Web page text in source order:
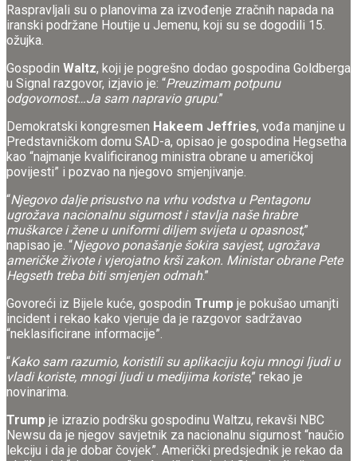
Raspravljali su o planovima za izvođenje zračnih napada na
iranski podržane Houtije u Jemenu, koji su se dogodili 15.
ožujka.
Gospodin Waltz, koji je pogrešno dodao gospodina Goldberga
u Signal razgovor, izjavio je: “Preuzimam potpunu
odgovornost…Ja sam napravio grupu.”
Demokratski kongresmen Hakeem Jeffries, vođa manjine u
Predstavničkom domu SAD-a, opisao je gospodina Hegsetha
kao “najmanje kvalificiranog ministra obrane u američkoj
povijesti” i pozvao na njegovo smjenjivanje.
“Njegovo dalje prisustvo na vrhu vodstva u Pentagonu
ugrožava nacionalnu sigurnost i stavlja naše hrabre
muškarce i žene u uniformi diljem svijeta u opasnost,”
napisao je. “Njegovo ponašanje šokira savjest, ugrožava
američke živote i vjerojatno krši zakon. Ministar obrane Pete
Hegseth treba biti smjenjen odmah.”
Govoreći iz Bijele kuće, gospodin Trump je pokušao umanjti
incident i rekao kako vjeruje da je razgovor sadržavao
“neklasificirane informacije”.
“Kako sam razumio, koristili su aplikaciju koju mnogi ljudi u
vladi koriste, mnogi ljudi u medijima koriste,” rekao je
novinarima.
Trump je izrazio podršku gospodinu Waltzu, rekavši NBC
Newsu da je njegov savjetnik za nacionalnu sigurnost “naučio
lekciju i da je dobar čovjek”. Američki predsjednik je rekao da